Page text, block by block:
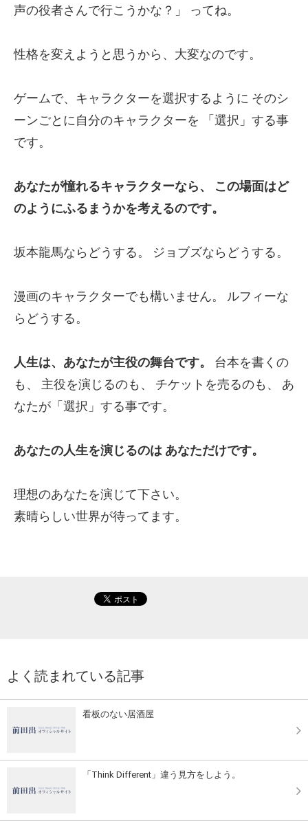
声の役者さんで行こうかな？」
ってね。
性格を変えようと思うから、大変なのです。
ゲームで、キャラクターを選択するように そのシ
ーンごとに自分のキャラクターを 「選択」する事
です。
あなたが憧れるキャラクターなら、
この場面はど
のようにふるまうかを考えるのです。
坂本龍馬ならどうする。 ジョブズならどうする。
漫画のキャラクターでも構いません。
ルフィーな
らどうする。
人生は、あなたが主役の舞台です。
台本を書くの
も、
主役を演じるのも、 チケットを売るのも、
あ
なたが「選択」する事です。
あなたの人生を演じるのは あなただけです。
理想のあなたを演じて下さい。
素晴らしい世界が待ってます。
よく読まれている記事
看板のない居酒屋
「Think Different」違う見方をしよう。